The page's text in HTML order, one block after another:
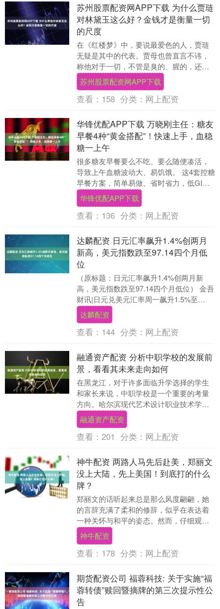
苏州股票配资网APP下载 为什么贾琏
对林黛玉这么好？金钱才是衡量一切
的尺度
在《红楼梦》中，要说最爱色的人，贾琏
无疑是其中的代表。贾母也曾直言不讳，
称他对于一切，不管是臭的、腥的，还是
脏的，他一个都不嫌弃。这一性格的展
现，使得贾琏成为了....
苏州股票配资网APP下载
查看： 158 分类： 网上配资
华锋优配APP下载 万晓刚主任：糖友
早餐4种“黄金搭配”！快速上手，血稳
糖一上午
很多糖友早餐要么不吃、要么随便凑活，
导致上午血糖波动大、易饥饿。 这4套控糖
早餐方案，简单易做、省时省力，低GI高
营养，吃完稳糖一上午，适合上班族、中
老年糖友！....
华锋优配APP下载
查看： 136 分类： 网上配资
达麟配资 日元汇率飙升1.4%创两月
新高，美元指数跌至97.14四个月低
位
（原标题：日元汇率飙升1.4%创两月新
高，美元指数跌至97.14四个月低位） 金吾
财讯|日元兑美元汇率周一飙升1.5%至
153.30，创下自11月初以来的最高水....
达麟配资
查看： 144 分类： 网上配资
融通资产配资 分析中职学校的发展前
景，看看其未来走向如何
在黑龙江，对于许多面临升学选择的学生
和家长来说，中职学校是一个重要的考量
方向。哈尔滨现代艺术设计职业技术学校
在众多中职学校中脱颖而出，下面为大家
详细介绍这所学校....
融通资产配资
查看： 201 分类： 网上配资
神牛配资 两路人马先后赴美，郑丽文
没上大陆，先上美国！到底打的什么
牌？
郑丽文的话听起来总是那么风度翩翩，她
的言辞充满了柔和的修辞，似乎在表达着
一种关怀与和平的姿态。然而，仔细观察
她的行动，尤其是她近期的动态，我们不
难发现，虽然大陆....
神牛配资
查看： 178 分类： 网上配资
期货配资公司 福蓉科技: 关于实施“福
蓉转债”赎回暨摘牌的第三次提示性公
告